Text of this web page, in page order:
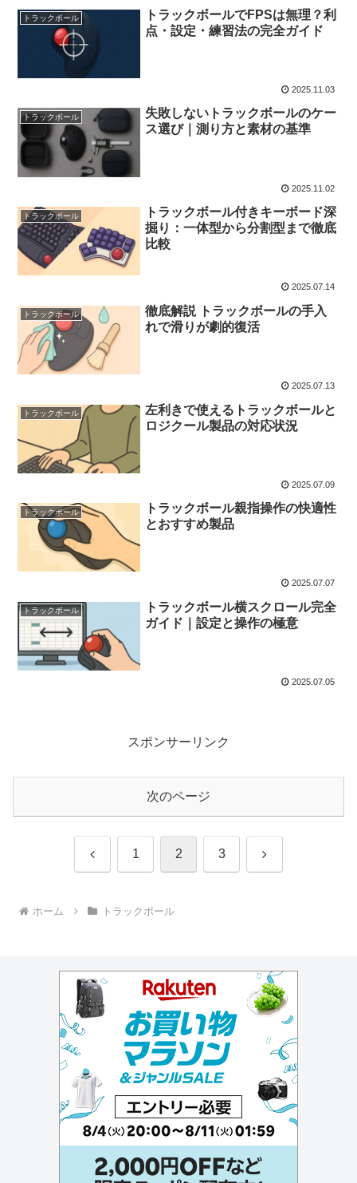
トラックボール
トラックボールでFPSは無理？利
点・設定・練習法の完全ガイド
2025.11.03
トラックボール
失敗しないトラックボールのケー
ス選び｜測り方と素材の基準
2025.11.02
トラックボール
トラックボール付きキーボード深
掘り：一体型から分割型まで徹底
比較
2025.07.14
トラックボール
徹底解説 トラックボールの手入
れで滑りが劇的復活
2025.07.13
トラックボール
左利きで使えるトラックボールと
ロジクール製品の対応状況
2025.07.09
トラックボール
トラックボール親指操作の快適性
とおすすめ製品
2025.07.07
トラックボール
トラックボール横スクロール完全
ガイド｜設定と操作の極意
2025.07.05
スポンサーリンク
次のページ
前 1 2 3 次
ホーム トラックボール